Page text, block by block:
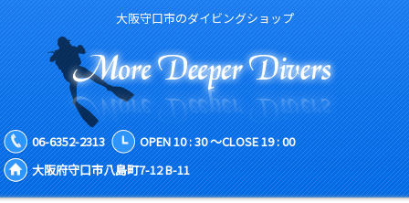
大阪守口市のダイビングショップ
06-6352-2313
OPEN 10 : 30 ～CLOSE 19 : 00
大阪府守口市八島町7-12 B-11